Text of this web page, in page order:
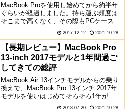
MacBook Proを使用し始めてから約半年
ぐらいが経過しました。持ち運ぶ頻度は
そこまで高くなく、その際もPCケースに
入れて持ち運んでは居たのですが、本体
をみるとところどころに傷が...これから
もずっと大切に使い続けて行こうと思っ
ているの...
2017.12.12 2021.10.28
【長期レビュー】MacBook Pro
13-inch 2017モデルと1年間過ご
してきての総評
MacBook Air 13インチモデルからの乗り
換えで、MacBook Pro 13インチ 2017年
モデルを使いはじめてそろそろ1年が経
過しました。持ち運ぶことを前提として
2018.07.20 2021.10.28